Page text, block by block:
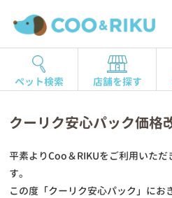
ペット検索 店舗を探す
クーリク安心パック価格
平素よりCoo＆RIKUをご利用いた
す。
この度「クーリク安心パック」にお